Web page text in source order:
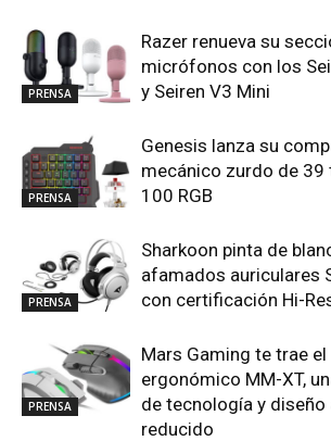
PRENSA
Razer renueva su
micrófonos con los
y Seiren V3 Mini
PRENSA
Genesis lanza su
mecánico zurdo de 39
100 RGB
PRENSA
Sharkoon pinta de
afamados auriculares
con certificación Hi-
PRENSA
Mars Gaming te trae
ergonómico MM-XT,
de tecnología y diseño
reducido